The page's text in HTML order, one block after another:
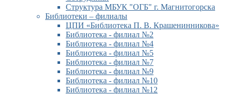
Структура МБУК "ОГБ" г. Магнитогорска
Библиотеки – филиалы
ЦПИ «Библиотека П. В. Крашенинникова»
Библиотека - филиал №2
Библиотека - филиал №4
Библиотека - филиал №5
Библиотека - филиал №7
Библиотека - филиал №9
Библиотека - филиал №10
Библиотека - филиал №12